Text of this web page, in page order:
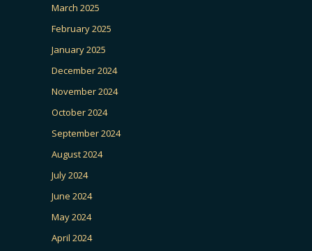
March 2025
February 2025
January 2025
December 2024
November 2024
October 2024
September 2024
August 2024
July 2024
June 2024
May 2024
April 2024